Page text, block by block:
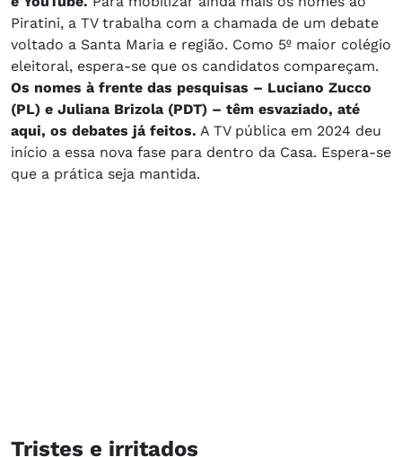
Piratini, a TV trabalha com a chamada de um debate
voltado a Santa Maria e região. Como 5º maior colégio
eleitoral, espera-se que os candidatos compareçam.
Os nomes à frente das pesquisas – Luciano Zucco
(PL) e Juliana Brizola (PDT) – têm esvaziado, até
aqui, os debates já feitos. A TV pública em 2024 deu
início a essa nova fase para dentro da Casa. Espera-se
que a prática seja mantida.
Tristes e irritados